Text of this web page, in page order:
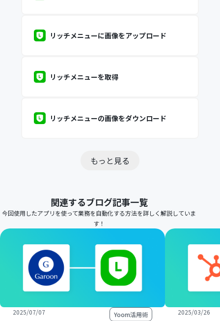
リッチメニューに画像をアップロード
リッチメニューを取得
リッチメニューの画像をダウンロード
もっと見る
関連するブログ記事一覧
今回使用したアプリを使って業務を自動化する方法を詳しく解説していま
す！
2025/07/07 Yoom活用術 2025/03/26